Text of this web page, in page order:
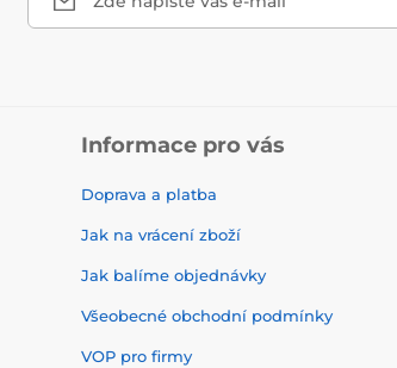
Informace pro vás
Doprava a platba
Jak na vrácení zboží
Jak balíme objednávky
Všeobecné obchodní podmínky
VOP pro firmy